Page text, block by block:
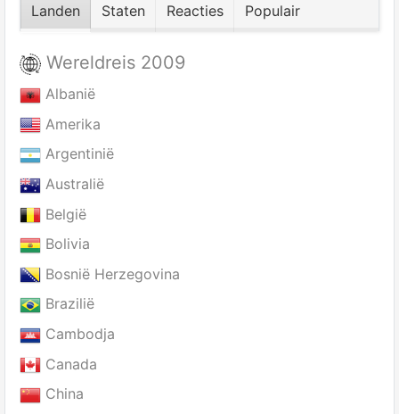
Landen Staten Reacties Populair
Wereldreis 2009
Albanië
Amerika
Argentinië
Australië
België
Bolivia
Bosnië Herzegovina
Brazilië
Cambodja
Canada
China